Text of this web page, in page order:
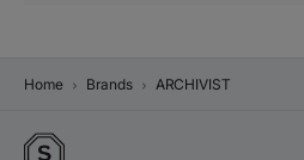
Home Brands ARCHIVIST